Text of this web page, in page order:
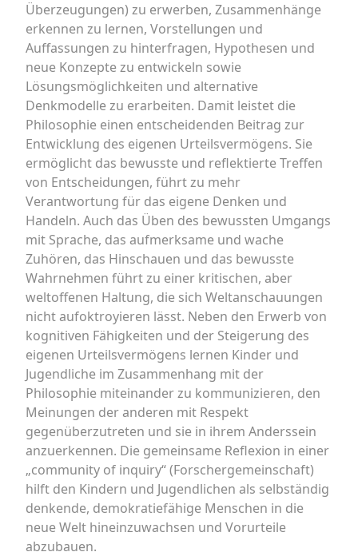
Überzeugungen) zu erwerben, Zusammenhänge
erkennen zu lernen, Vorstellungen und
Auffassungen zu hinterfragen, Hypothesen und
neue Konzepte zu entwickeln sowie
Lösungsmöglichkeiten und alternative
Denkmodelle zu erarbeiten. Damit leistet die
Philosophie einen entscheidenden Beitrag zur
Entwicklung des eigenen Urteilsvermögens. Sie
ermöglicht das bewusste und reflektierte Treffen
von Entscheidungen, führt zu mehr
Verantwortung für das eigene Denken und
Handeln. Auch das Üben des bewussten Umgangs
mit Sprache, das aufmerksame und wache
Zuhören, das Hinschauen und das bewusste
Wahrnehmen führt zu einer kritischen, aber
weltoffenen Haltung, die sich Weltanschauungen
nicht aufoktroyieren lässt. Neben den Erwerb von
kognitiven Fähigkeiten und der Steigerung des
eigenen Urteilsvermögens lernen Kinder und
Jugendliche im Zusammenhang mit der
Philosophie miteinander zu kommunizieren, den
Meinungen der anderen mit Respekt
gegenüberzutreten und sie in ihrem Anderssein
anzuerkennen. Die gemeinsame Reflexion in einer
„community of inquiry“ (Forschergemeinschaft)
hilft den Kindern und Jugendlichen als selbständig
denkende, demokratiefähige Menschen in die
neue Welt hineinzuwachsen und Vorurteile
abzubauen.